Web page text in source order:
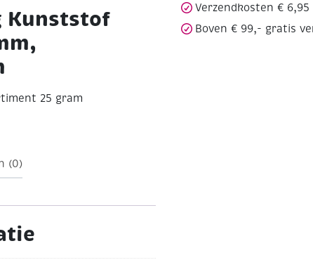
Kunststof
25 gram
Verzendkosten € 6,95
Boven € 99,- gratis
(0)